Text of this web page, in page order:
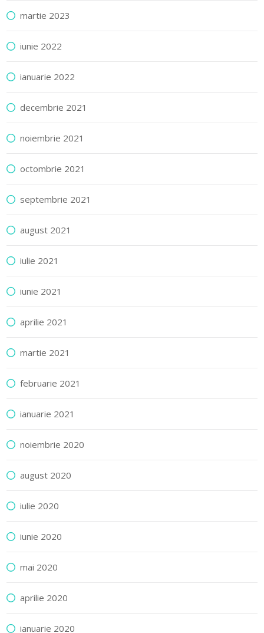
martie 2023
iunie 2022
ianuarie 2022
decembrie 2021
noiembrie 2021
octombrie 2021
septembrie 2021
august 2021
iulie 2021
iunie 2021
aprilie 2021
martie 2021
februarie 2021
ianuarie 2021
noiembrie 2020
august 2020
iulie 2020
iunie 2020
mai 2020
aprilie 2020
ianuarie 2020